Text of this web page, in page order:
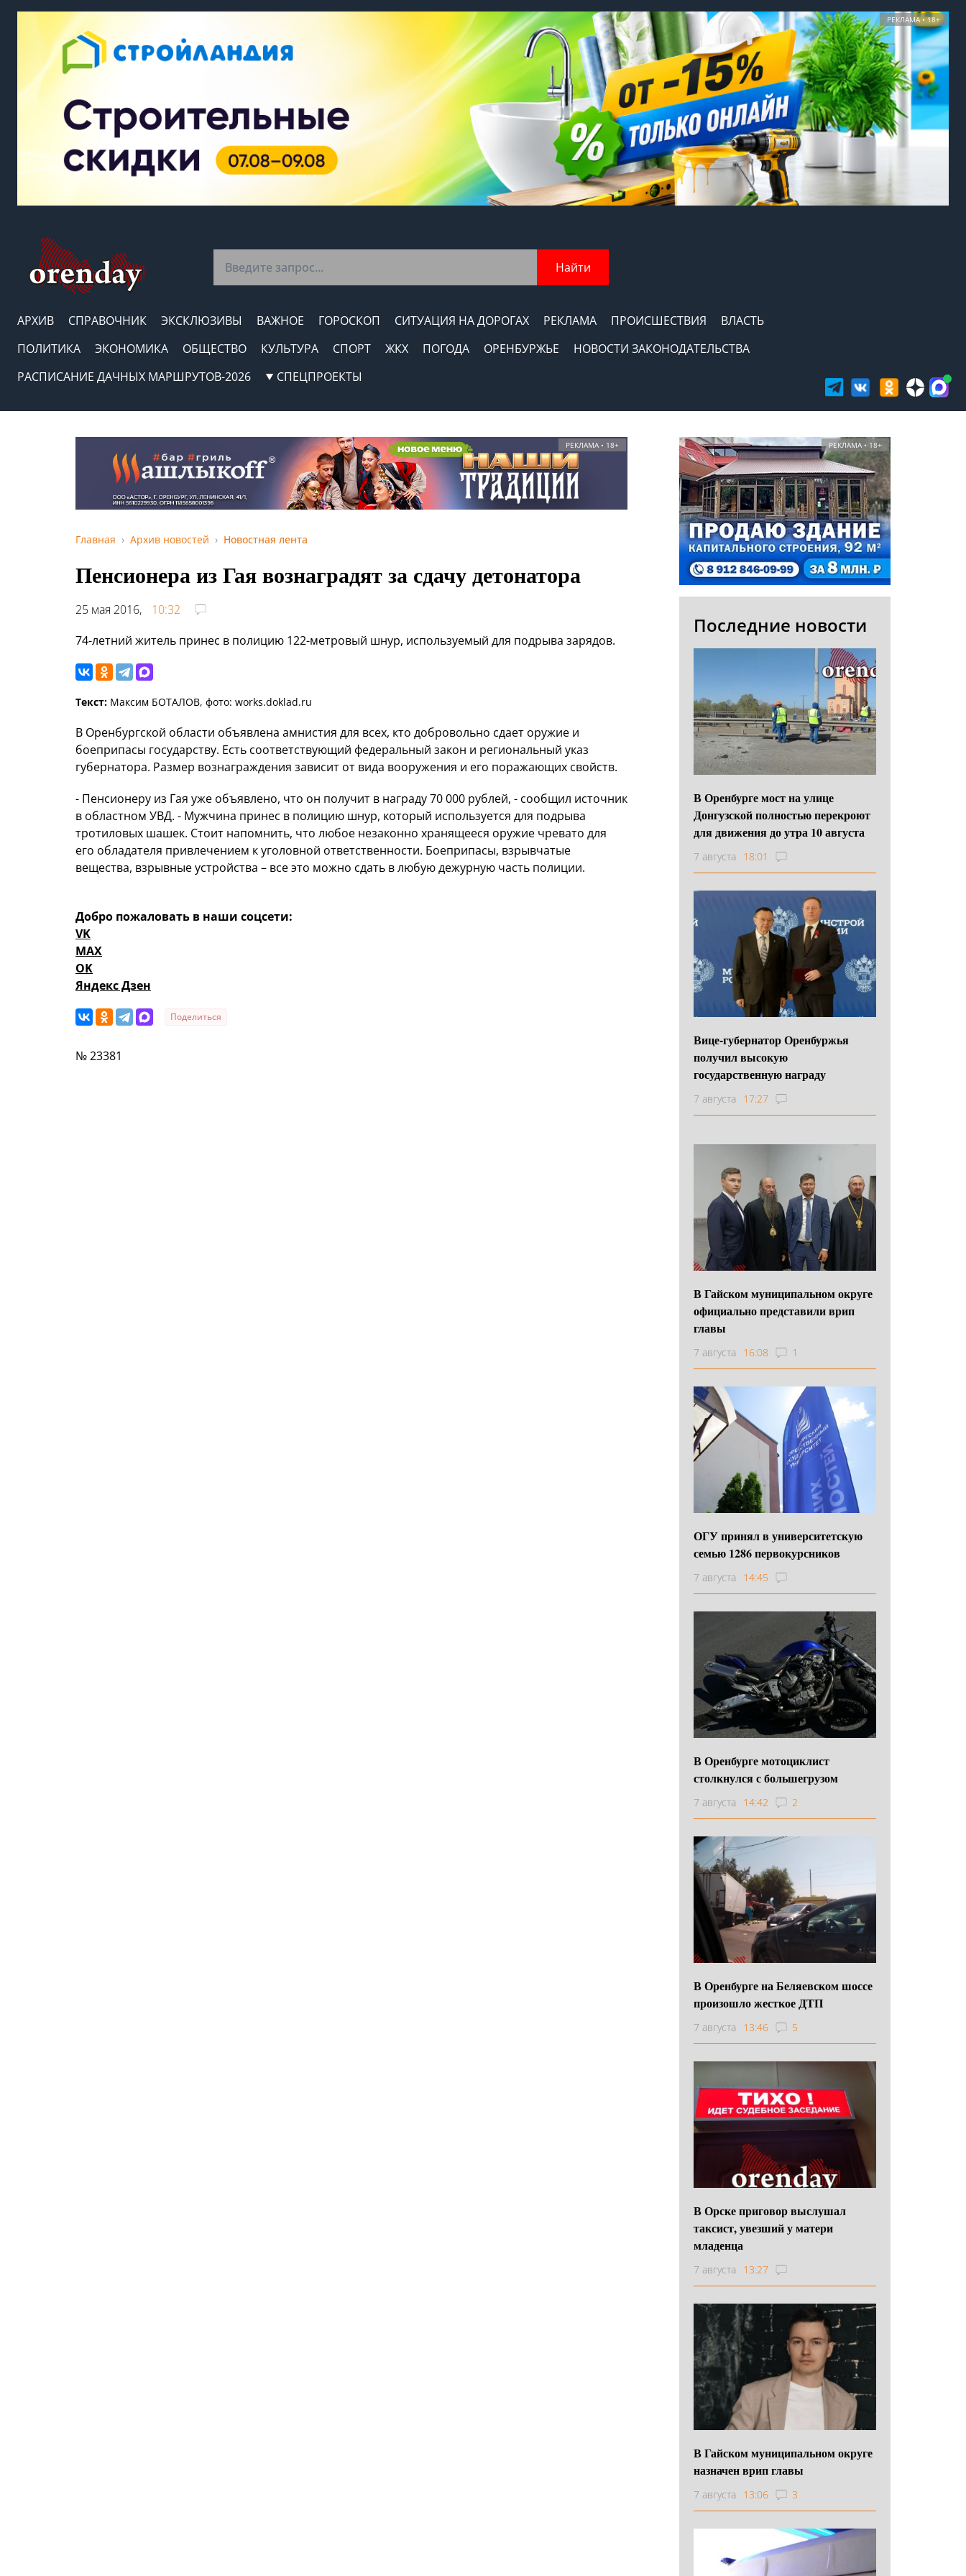
РЕКЛАМА • 18+
Найти
АРХИВ СПРАВОЧНИК ЭКСКЛЮЗИВЫ ВАЖНОЕ ГОРОСКОП СИТУАЦИЯ НА ДОРОГАХ РЕКЛАМА ПРОИСШЕСТВИЯ
ВЛАСТЬ
ПОЛИТИКА
ЭКОНОМИКА ОБЩЕСТВО КУЛЬТУРА СПОРТ ЖКХ ПОГОДА ОРЕНБУРЖЬЕ
НОВОСТИ ЗАКОНОДАТЕЛЬСТВА
РАСПИСАНИЕ ДАЧНЫХ МАРШРУТОВ-2026
СПЕЦПРОЕКТЫ
РЕКЛАМА • 18+
Главная Архив новостей Новостная лента
Пенсионера из Гая вознаградят за сдачу детонатора
25 мая 2016,
10:32
74-летний житель принес в полицию 122-метровый шнур, используемый для подрыва зарядов.
Текст: Максим БОТАЛОВ, фото: works.doklad.ru
В Оренбургской области объявлена амнистия для всех, кто добровольно сдает оружие и
боеприпасы государству. Есть соответствующий федеральный закон и региональный указ
губернатора. Размер вознаграждения зависит от вида вооружения и его поражающих свойств.
- Пенсионеру из Гая уже объявлено, что он получит в награду 70 000 рублей, - сообщил источник
в областном УВД. - Мужчина принес в полицию шнур, который используется для подрыва
тротиловых шашек. Стоит напомнить, что любое незаконно хранящееся оружие чревато для
его обладателя привлечением к уголовной ответственности. Боеприпасы, взрывчатые
вещества, взрывные устройства – все это можно сдать в любую дежурную часть полиции.
Добро пожаловать в наши соцсети:
VK
MAX
OK
Яндекс Дзен
Поделиться
№ 23381
РЕКЛАМА • 18+
Последние новости
В Оренбурге мост на улице
Донгузской полностью перекроют
для движения до утра 10 августа
7 августа 18:01
Вице-губернатор Оренбуржья
получил высокую
государственную награду
7 августа 17:27
В Гайском муниципальном округе
официально представили врип
главы
7 августа 16:08 1
ОГУ принял в университетскую
семью 1286 первокурсников
7 августа 14:45
В Оренбурге мотоциклист
столкнулся с большегрузом
7 августа 14:42 2
В Оренбурге на Беляевском шоссе
произошло жесткое ДТП
7 августа 13:46 5
В Орске приговор выслушал
таксист, увезший у матери
младенца
7 августа 13:27
В Гайском муниципальном округе
назначен врип главы
7 августа 13:06 3